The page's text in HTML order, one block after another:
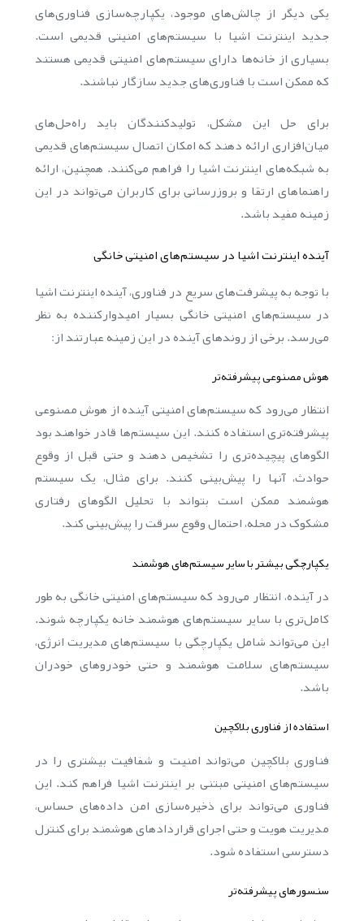
یکی دیگر از چالش‌های موجود، یکپارچه‌سازی فناوری‌های
جدید اینترنت اشیا با سیستم‌های امنیتی قدیمی است.
بسیاری از خانه‌ها دارای سیستم‌های امنیتی قدیمی هستند
که ممکن است با فناوری‌های جدید سازگار نباشند.
برای حل این مشکل، تولیدکنندگان باید راه‌حل‌های
میان‌افزاری ارائه دهند که امکان اتصال سیستم‌های قدیمی
به شبکه‌های اینترنت اشیا را فراهم می‌کنند. همچنین، ارائه
راهنماهای ارتقا و بروزرسانی برای کاربران می‌تواند در این
زمینه مفید باشد.
آینده اینترنت اشیا در سیستم‌های امنیتی خانگی
با توجه به پیشرفت‌های سریع در فناوری، آینده اینترنت اشیا
در سیستم‌های امنیتی خانگی بسیار امیدوارکننده به نظر
می‌رسد. برخی از روندهای آینده در این زمینه عبارتند از:
هوش مصنوعی پیشرفته‌تر
انتظار می‌رود که سیستم‌های امنیتی آینده از هوش مصنوعی
پیشرفته‌تری استفاده کنند. این سیستم‌ها قادر خواهند بود
الگوهای پیچیده‌تری را تشخیص دهند و حتی قبل از وقوع
حوادث، آنها را پیش‌بینی کنند. برای مثال، یک سیستم
هوشمند ممکن است بتواند با تحلیل الگوهای رفتاری
مشکوک در محله، احتمال وقوع سرقت را پیش‌بینی کند.
یکپارچگی بیشتر با سایر سیستم‌های هوشمند
در آینده، انتظار می‌رود که سیستم‌های امنیتی خانگی به طور
کامل‌تری با سایر سیستم‌های هوشمند خانه یکپارچه شوند.
این می‌تواند شامل یکپارچگی با سیستم‌های مدیریت انرژی،
سیستم‌های سلامت هوشمند و حتی خودروهای خودران
باشد.
استفاده از فناوری بلاکچین
فناوری بلاکچین می‌تواند امنیت و شفافیت بیشتری را در
سیستم‌های امنیتی مبتنی بر اینترنت اشیا فراهم کند. این
فناوری می‌تواند برای ذخیره‌سازی امن داده‌های حساس،
مدیریت هویت و حتی اجرای قراردادهای هوشمند برای کنترل
دسترسی استفاده شود.
سنسورهای پیشرفته‌تر